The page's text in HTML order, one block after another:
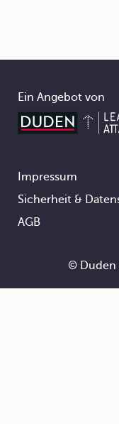
Ein Angebot von
Footer
Impressum
Sicherheit &
AGB
© Duden